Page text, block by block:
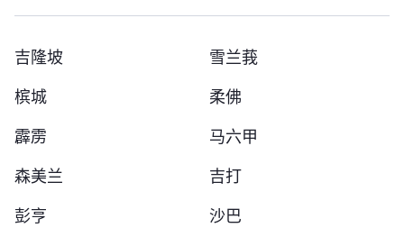
吉隆坡 雪兰莪
槟城 柔佛
霹雳 马六甲
森美兰 吉打
彭亨 沙巴